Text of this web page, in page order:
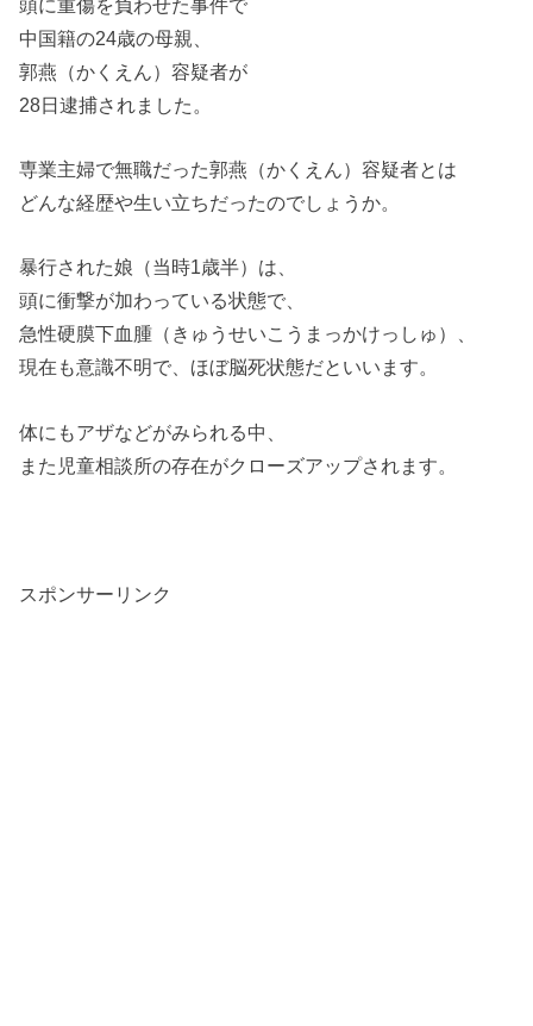
中国籍の24歳の母親、
郭燕（かくえん）容疑者が
28日逮捕されました。
専業主婦で無職だった郭燕（かくえん）容疑者とは
どんな経歴や生い立ちだったのでしょうか。
暴行された娘（当時1歳半）は、
頭に衝撃が加わっている状態で、
急性硬膜下血腫（きゅうせいこうまっかけっしゅ）、
現在も意識不明で、ほぼ脳死状態だといいます。
体にもアザなどがみられる中、
また児童相談所の存在がクローズアップされます。
スポンサーリンク